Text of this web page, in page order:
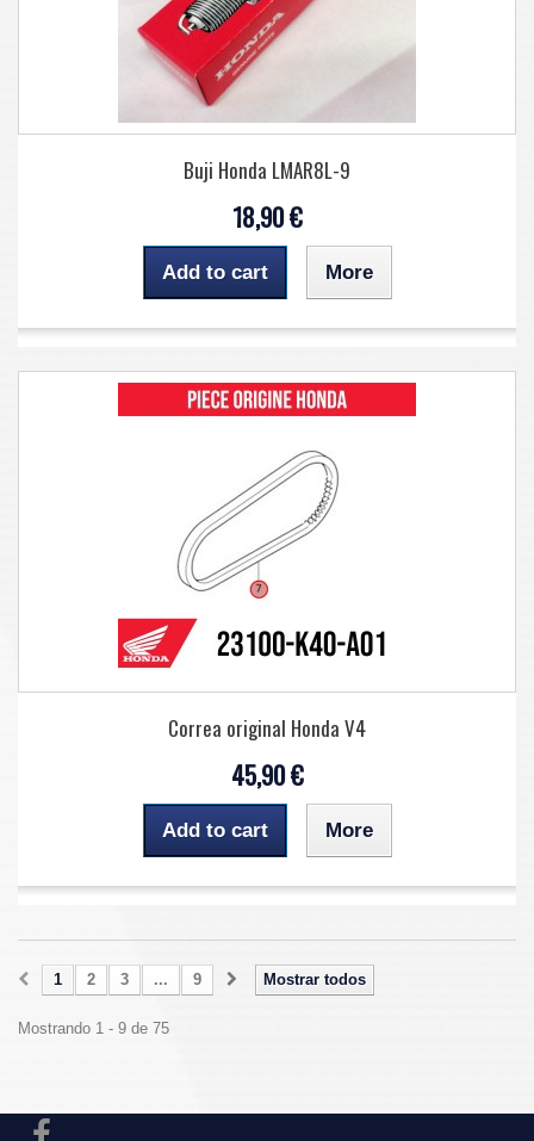
Buji Honda LMAR8L-9
18,90 €
Add to cart More
Correa original Honda V4
45,90 €
Add to cart More
Mostrar todos
1 2 3 ... 9
Mostrando 1 - 9 de 75